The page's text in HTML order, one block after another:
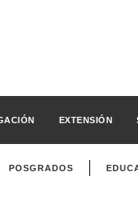
EXTENSIÓN
POSGRADOS